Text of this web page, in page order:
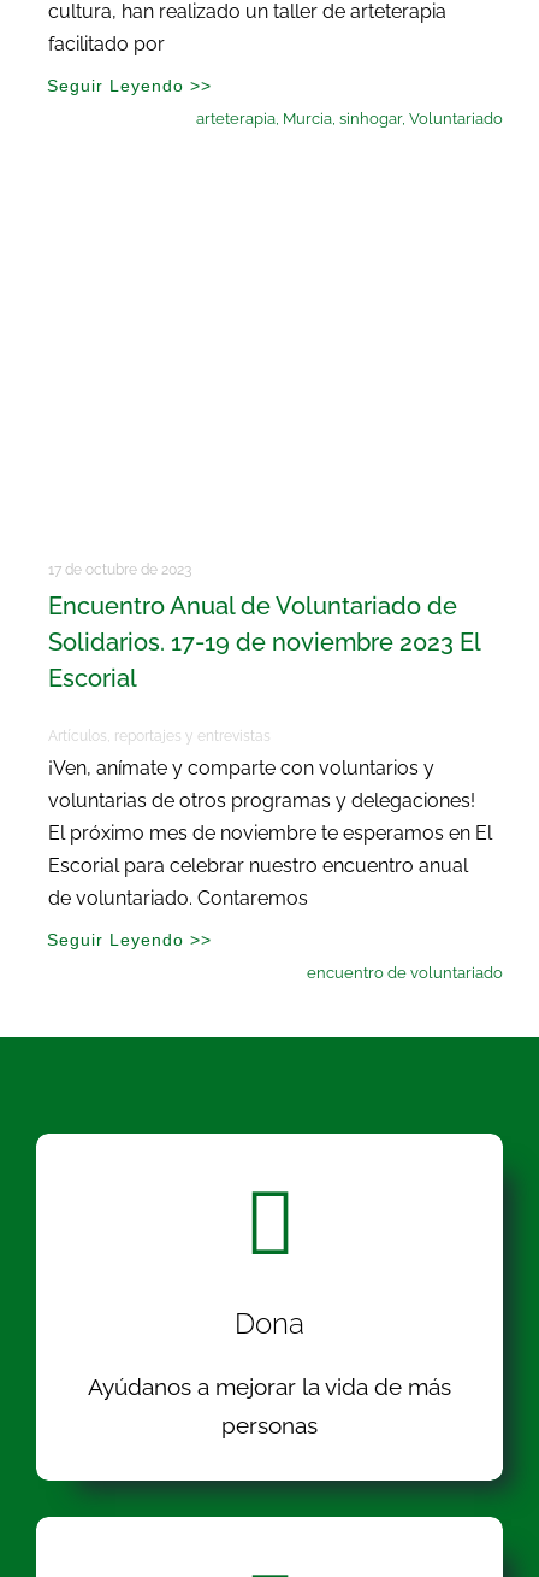
cultura, han realizado un taller de arteterapia
facilitado por
Seguir Leyendo >>
arteterapia, Murcia,sinhogar,Voluntariado
17 de octubre de 2023
Encuentro Anual de Voluntariado de
Solidarios. 17-19 de noviembre 2023 El
Escorial
Artículos, reportajes y entrevistas
¡Ven, anímate y comparte con voluntarios y
voluntarias de otros programas y delegaciones!
El próximo mes de noviembre te esperamos en El
Escorial para celebrar nuestro encuentro anual
de voluntariado. Contaremos
Seguir Leyendo >>
encuentro de voluntariado
Dona
Ayúdanos a mejorar la vida de más
personas